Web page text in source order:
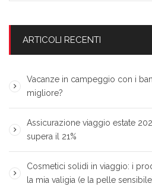
ARTICOLI RECENTI
Vacanze in campeggio con i
migliore?
Assicurazione viaggio estate
supera il 21%
Cosmetici solidi in viaggio: i
la mia valigia (e la pelle